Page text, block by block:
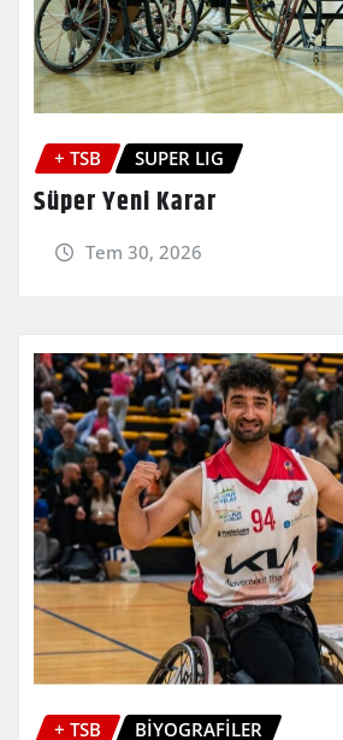
+ TSB SUPER LIG
Süper Yeni Karar
Tem 30, 2026
+ TSB BİYOGRAFİLER